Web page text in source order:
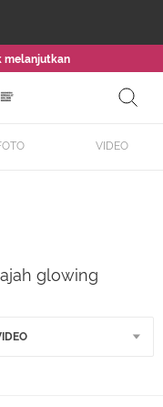
melanjutkan
VIDEO
glowing